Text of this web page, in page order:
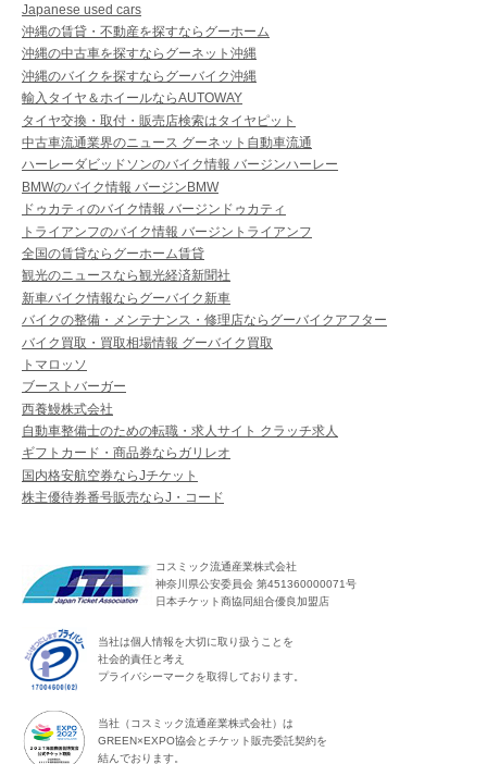
Japanese used cars
沖縄の賃貸・不動産を探すならグーホーム
沖縄の中古車を探すならグーネット沖縄
沖縄のバイクを探すならグーバイク沖縄
輸入タイヤ＆ホイールならAUTOWAY
タイヤ交換・取付・販売店検索はタイヤピット
中古車流通業界のニュース グーネット自動車流通
ハーレーダビッドソンのバイク情報 バージンハーレー
BMWのバイク情報 バージンBMW
ドゥカティのバイク情報 バージンドゥカティ
トライアンフのバイク情報 バージントライアンフ
全国の賃貸ならグーホーム賃貸
観光のニュースなら観光経済新聞社
新車バイク情報ならグーバイク新車
バイクの整備・メンテナンス・修理店ならグーバイクアフター
バイク買取・買取相場情報 グーバイク買取
トマロッソ
ブーストバーガー
西養鰻株式会社
自動車整備士のための転職・求人サイト クラッチ求人
ギフトカード・商品券ならガリレオ
国内格安航空券ならJチケット
株主優待券番号販売ならJ・コード
コスミック流通産業株式会社
神奈川県公安委員会 第451360000071号
日本チケット商協同組合優良加盟店
当社は個人情報を大切に取り扱うことを
社会的責任と考え
プライバシーマークを取得しております。
当社（コスミック流通産業株式会社）は
GREEN×EXPO協会とチケット販売委託契約を
結んでおります。